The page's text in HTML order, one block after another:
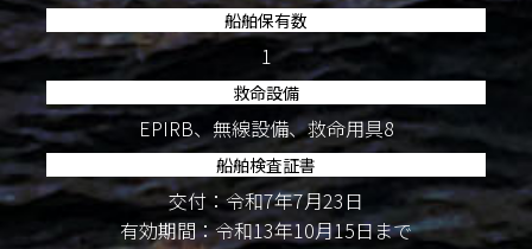
船舶保有数
1
救命設備
EPIRB、無線設備、救命用具8
船舶検査証書
交付：令和7年7月23日
有効期間：令和13年10月15日まで